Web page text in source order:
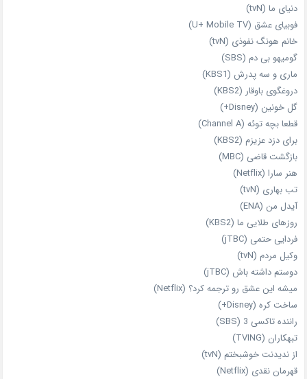
دنیای ما (tvN)
فوبیای عشق (U+ Mobile TV)
خانم هونگ نفوذی (tvN)
گومیهو بی دم (SBS)
ماری و سه پدرش (KBS1)
دروغگوی باوقار (KBS2)
گل خونین (Disney+)
قطعا بچه توئه (Channel A)
برای دزد عزیزم (KBS2)
بازگشت قاضی (MBC)
هنر سارا (Netflix)
تب بهاری (tvN)
آیدل من (ENA)
روزهای طلایی ما (KBS2)
فردایی حتمی (jTBC)
وکیل مردم (tvN)
دوستم داشته باش (jTBC)
میشه این عشق رو ترجمه کرد؟ (Netflix)
ساخت کره (Disney+)
راننده تاکسی 3 (SBS)
تبهکاران (TVING)
از ندیدنت خوشبختم (tvN)
قهرمان نقدی (Netflix)